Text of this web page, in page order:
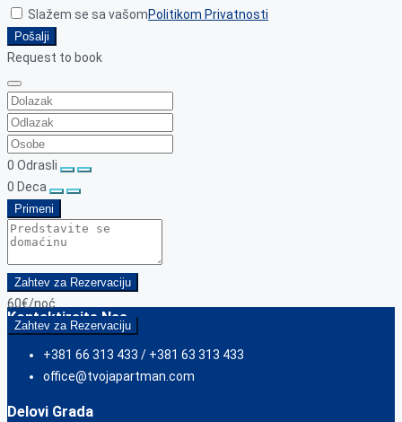
Slažem se sa vašomPolitikom Privatnosti
Pošalji
Request to book
0 Odrasli
0 Deca
Primeni
Zahtev za Rezervaciju
60€/noć
Zahtev za Rezervaciju
Kontaktirajte Nas
+381 66 313 433 / +381 63 313 433
office@tvojapartman.com
Delovi Grada